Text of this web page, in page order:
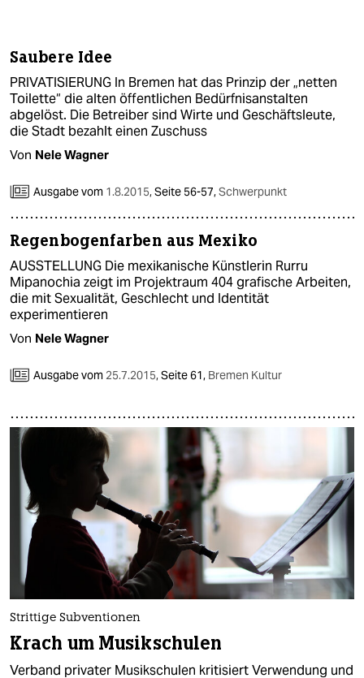
Saubere Idee
PRIVATISIERUNG In Bremen hat das Prinzip der „netten
Toilette“ die alten öffentlichen Bedürfnisanstalten
abgelöst. Die Betreiber sind Wirte und Geschäftsleute,
die Stadt bezahlt einen Zuschuss
Von Nele Wagner
Ausgabe vom 1.8.2015,Seite 56-57,Schwerpunkt
Regenbogenfarben aus Mexiko
AUSSTELLUNG Die mexikanische Künstlerin Rurru
Mipanochia zeigt im Projektraum 404 grafische Arbeiten,
die mit Sexualität, Geschlecht und Identität
experimentieren
Von Nele Wagner
Ausgabe vom 25.7.2015,Seite 61, Bremen Kultur
Strittige Subventionen
Krach um Musikschulen
Verband privater Musikschulen kritisiert Verwendung und